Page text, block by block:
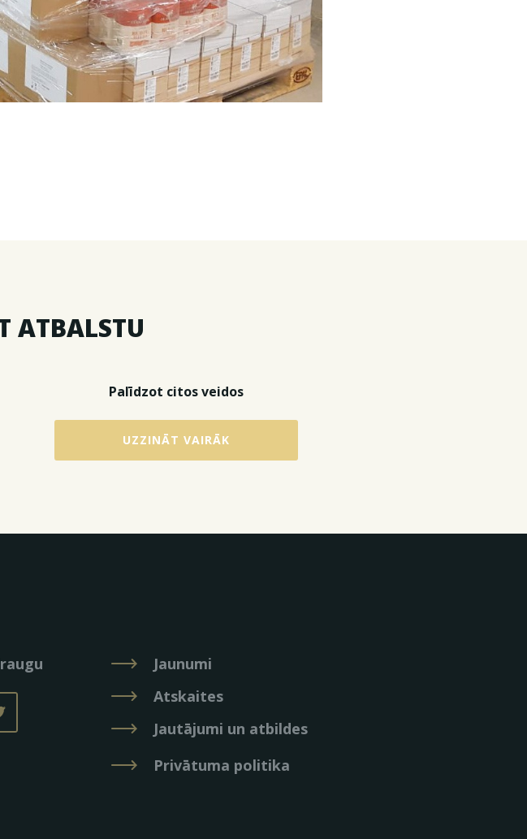
ATBALSTU
Palīdzot citos veidos
UZZINĀT VAIRĀK
Jaunumi
Atskaites
Jautājumi un atbildes
Privātuma politika